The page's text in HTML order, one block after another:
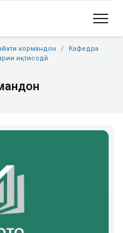
кормандон
Кафедра
иқтисодӣ